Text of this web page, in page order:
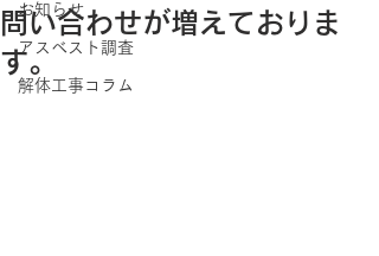
お知らせ
アスベスト調査
解体工事コラム
問い合わせが増えておりま
す。